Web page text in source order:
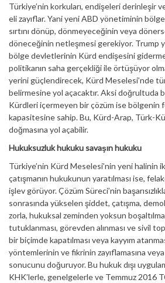
Türkiye’nin korkuları, endişeleri derinleşir
eli zayıflar. Yani yeni ABD yönetiminin
sırtını dönüp, dönmeyeceğinin veya
döneceğinin netleşmesi gerekiyor. Trump
bölge devletlerinin Kürd endişesini
politikanın saha gerçekliği ile örtüşüyor
yerini güçlendirecek, Kürd Meselesi’nde
belirmesine yol açacaktır. Aksi doğrultuda
Kürdleri içermeyen bir çözüm ise bölgenin
kapasitesine sahip. Bu, Kürd-Arap, Türk-
doğmasına yol açabilir.
Hukuksuzluk hukuku savaşın hukuku
Türkiye’nin Kürd Meselesi’nin yeni halinin
çatışmanın hukukunun yaratılması ise,
işlev görüyor. Çözüm Süreci’nin
sonrasında yükselen şiddet, çatışma,
zorla, hukuksal zeminden yoksun
tutuklanması, görevden alınması ve sivil
bir biçimde kapatılması veya kayyım
yöntemlerinin ve fikrinin zayıflamasına
sonucunu doğuruyor. Bu hukuk dışı
KHK’lerle, genelgelerle ve Temmuz 2016